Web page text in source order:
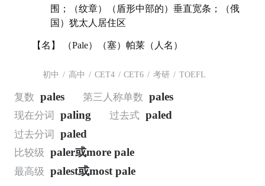
围；（纹章）（盾形中部的）垂直宽条；（俄
国）犹太人居住区
【名】 （Pale）（塞）帕莱（人名）
初中 / 高中 / CET4 / CET6 / 考研 / TOEFL
复数 pales 第三人称单数 pales
现在分词 paling 过去式 paled
过去分词 paled
比较级 paler或more pale
最高级 palest或most pale